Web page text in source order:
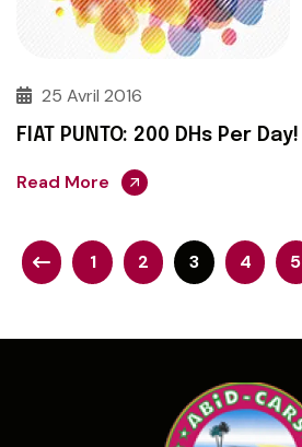
25 Avril 2016
FIAT PUNTO: 200 DHs Per Day!
Read More
Pagination
des
1 2 3 4 5